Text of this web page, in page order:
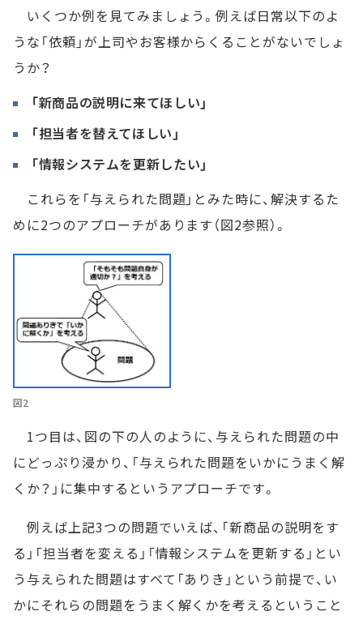
いくつか例を見てみましょう。例えば日常以下のよ
うな「依頼」が上司やお客様からくることがないでしょ
うか？
「新商品の説明に来てほしい」
「担当者を替えてほしい」
「情報システムを更新したい」
これらを「与えられた問題」とみた時に、解決するた
めに2つのアプローチがあります（図2参照）。
図2
1つ目は、図の下の人のように、与えられた問題の中
にどっぷり浸かり、「与えられた問題をいかにうまく解
くか？」に集中するというアプローチです。
例えば上記3つの問題でいえば、「新商品の説明をす
る」「担当者を変える」「情報システムを更新する」とい
う与えられた問題はすべて「ありき」という前提で、い
かにそれらの問題をうまく解くかを考えるということ